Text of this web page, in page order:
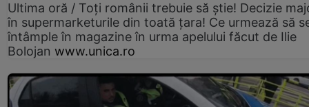
Ultima oră / Toți românii trebuie să știe! Decizie
în supermarketurile din toată țara! Ce urmează să
întâmple în magazine în urma apelului făcut de Ilie
Bolojan www.unica.ro